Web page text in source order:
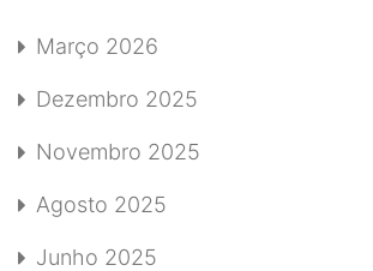
Março 2026
Dezembro 2025
Novembro 2025
Agosto 2025
Junho 2025